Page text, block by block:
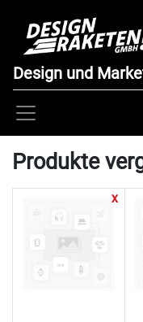
Design und
Produkte
x